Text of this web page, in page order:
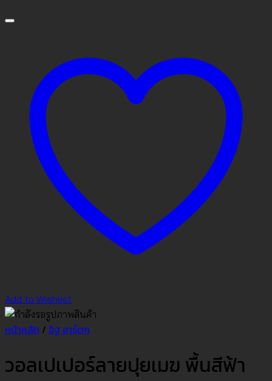
Add to Wishlist
หน้าหลัก / อิฐ อาร์ตๆ
วอลเปเปอร์ลายปุยเมฆ พื้นสีฟ้า